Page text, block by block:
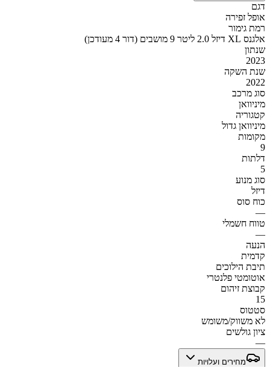
דגם
אופל זפירה
רמת גימור
אלגנס XL דיזל 2.0 ליטר 9 מושבים (דור 4 מעודכן)
שנתון
2023
שנת השקה
2022
סוג מרכב
מיניוואן
קטגוריה
מיניוואן גדול
מקומות
9
דלתות
5
סוג מנוע
דיזל
כוח סוס
—
טווח חשמלי
—
הנעה
קדמית
תיבת הילוכים
אוטומטי פלנטרי
קבוצת זיהום
15
סטטוס
לא משווק/משומש
ציון גולשים
—
מחירים ועלויות